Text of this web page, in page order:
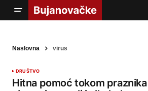
Naslovna virus
DRUŠTVO
Hitna pomoć tokom